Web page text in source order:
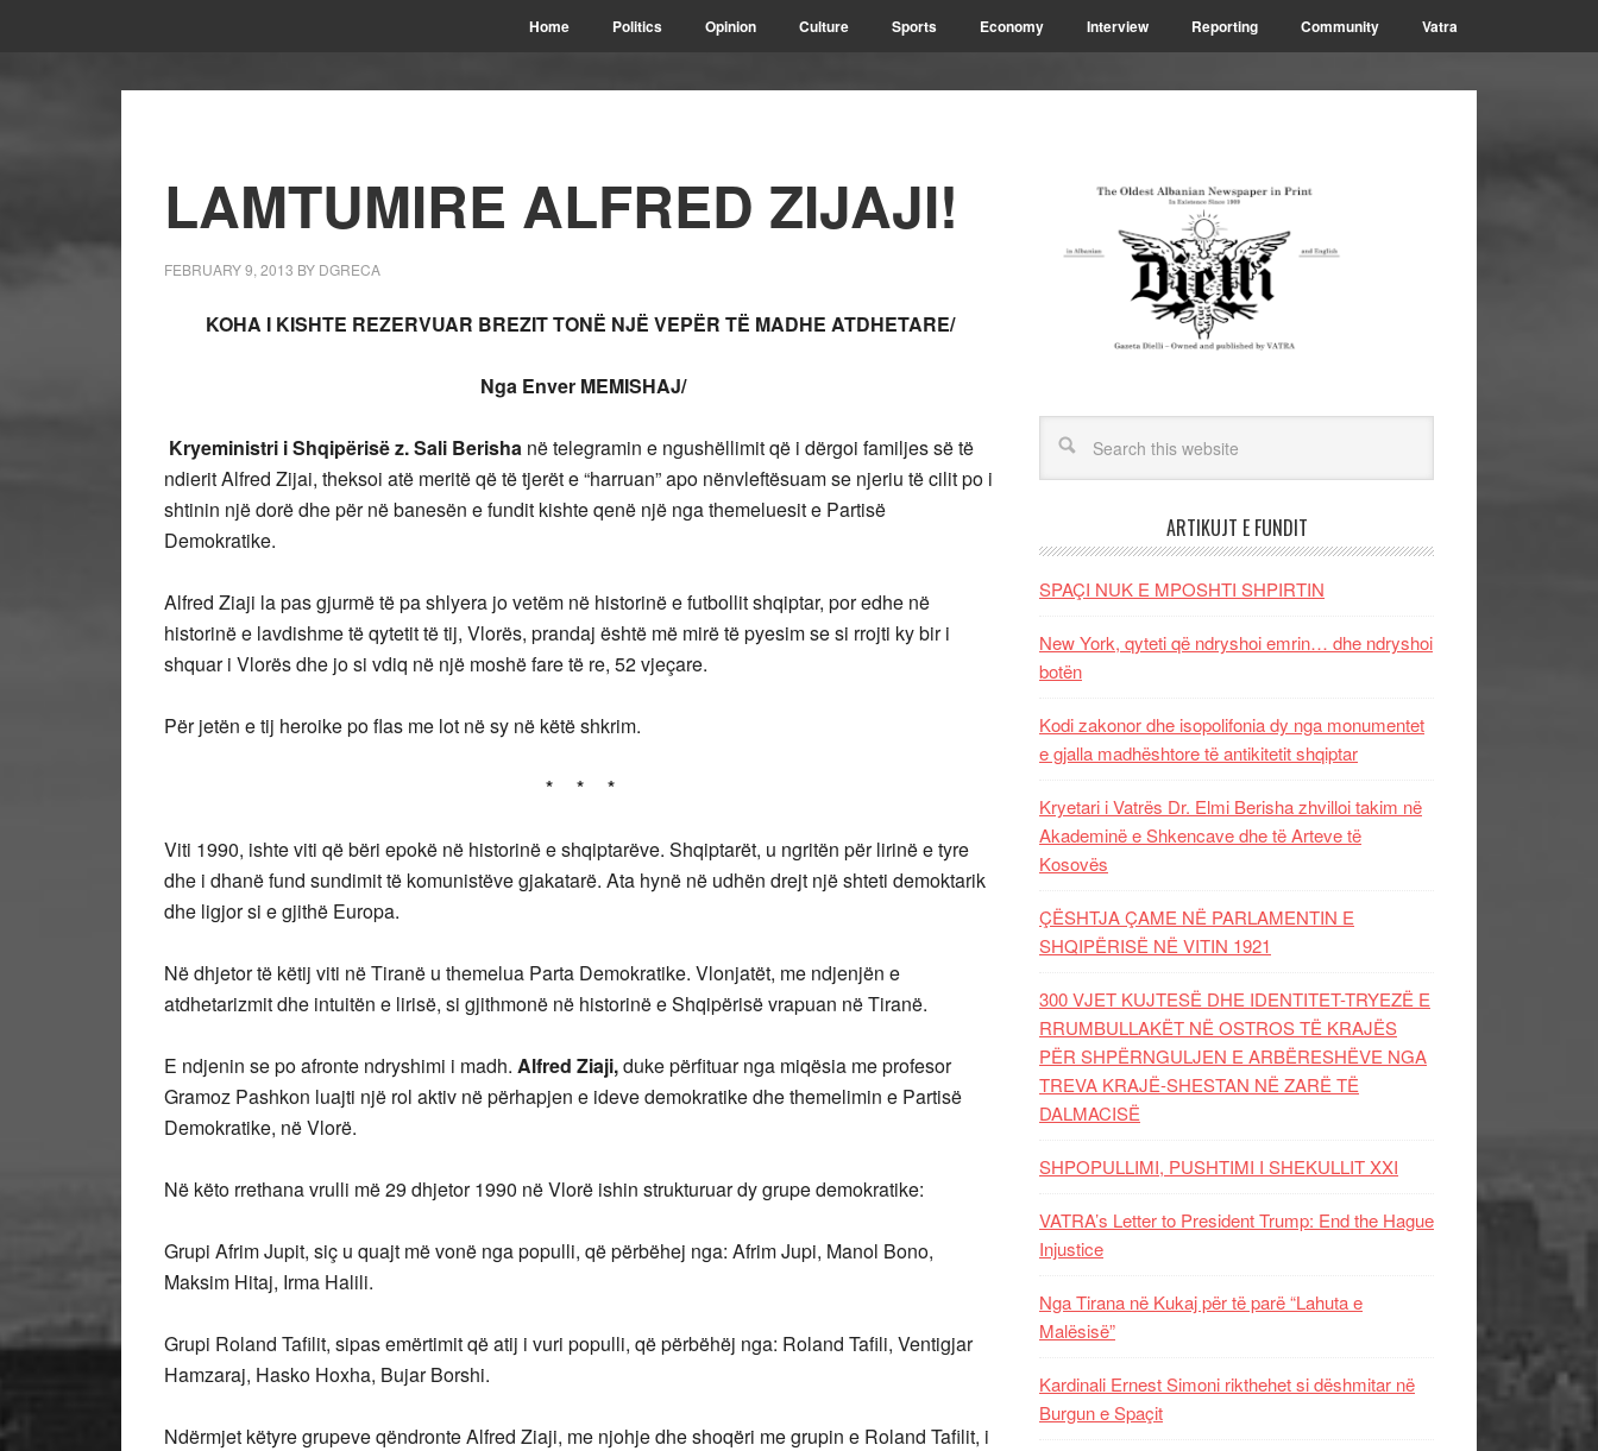
Home Politics Opinion Culture Sports Economy Interview Reporting Community Vatra
LAMTUMIRE ALFRED ZIJAJI!
FEBRUARY 9, 2013 BY DGRECA
KOHA I KISHTE REZERVUAR BREZIT TONË NJË VEPËR TË MADHE ATDHETARE/
Nga Enver MEMISHAJ/
Kryeministri i Shqipërisë z. Sali Berisha në telegramin e ngushëllimit që i dërgoi familjes së të
ndierit Alfred Zijai, theksoi atë meritë që të tjerët e “harruan” apo nënvleftësuam se njeriu të cilit po i
shtinin një dorë dhe për në banesën e fundit kishte qenë një nga themeluesit e Partisë
Demokratike.
Alfred Ziaji la pas gjurmë të pa shlyera jo vetëm në historinë e futbollit shqiptar, por edhe në
historinë e lavdishme të qytetit të tij, Vlorës, prandaj është më mirë të pyesim se si rrojti ky bir i
shquar i Vlorës dhe jo si vdiq në një moshë fare të re, 52 vjeçare.
Për jetën e tij heroike po flas me lot në sy në këtë shkrim.
* * *
Viti 1990, ishte viti që bëri epokë në historinë e shqiptarëve. Shqiptarët, u ngritën për lirinë e tyre
dhe i dhanë fund sundimit të komunistëve gjakatarë. Ata hynë në udhën drejt një shteti demoktarik
dhe ligjor si e gjithë Europa.
Në dhjetor të këtij viti në Tiranë u themelua Parta Demokratike. Vlonjatët, me ndjenjën e
atdhetarizmit dhe intuitën e lirisë, si gjithmonë në historinë e Shqipërisë vrapuan në Tiranë.
E ndjenin se po afronte ndryshimi i madh. Alfred Ziaji,duke përfituar nga miqësia me profesor
Gramoz Pashkon luajti një rol aktiv në përhapjen e ideve demokratike dhe themelimin e Partisë
Demokratike, në Vlorë.
Në këto rrethana vrulli më 29 dhjetor 1990 në Vlorë ishin strukturuar dy grupe demokratike:
Grupi Afrim Jupit, siç u quajt më vonë nga populli, që përbëhej nga: Afrim Jupi, Manol Bono,
Maksim Hitaj, Irma Halili.
Grupi Roland Tafilit, sipas emërtimit që atij i vuri populli, që përbëhëj nga: Roland Tafili, Ventigjar
Hamzaraj, Hasko Hoxha, Bujar Borshi.
Ndërmjet këtyre grupeve qëndronte Alfred Ziaji, me njohje dhe shoqëri me grupin e Roland Tafilit, i
ARTIKUJT E FUNDIT
SPAÇI NUK E MPOSHTI SHPIRTIN
New York, qyteti që ndryshoi emrin… dhe ndryshoi
botën
Kodi zakonor dhe isopolifonia dy nga monumentet
e gjalla madhështore të antikitetit shqiptar
Kryetari i Vatrës Dr. Elmi Berisha zhvilloi takim në
Akademinë e Shkencave dhe të Arteve të
Kosovës
ÇËSHTJA ÇAME NË PARLAMENTIN E
SHQIPËRISË NË VITIN 1921
300 VJET KUJTESË DHE IDENTITET-TRYEZË E
RRUMBULLAKËT NË OSTROS TË KRAJËS
PËR SHPËRNGULJEN E ARBËRESHËVE NGA
TREVA KRAJË-SHESTAN NË ZARË TË
DALMACISË
SHPOPULLIMI, PUSHTIMI I SHEKULLIT XXI
VATRA’s Letter to President Trump: End the Hague
Injustice
Nga Tirana në Kukaj për të parë “Lahuta e
Malësisë”
Kardinali Ernest Simoni rikthehet si dëshmitar në
Burgun e Spaçit